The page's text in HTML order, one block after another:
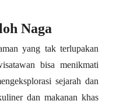
Naga
yang tak terlupakan
bisa menikmati
sejarah dan
dan makanan khas